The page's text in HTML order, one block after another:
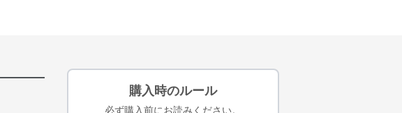
購入時のルール
必ず購入前にお読みください。